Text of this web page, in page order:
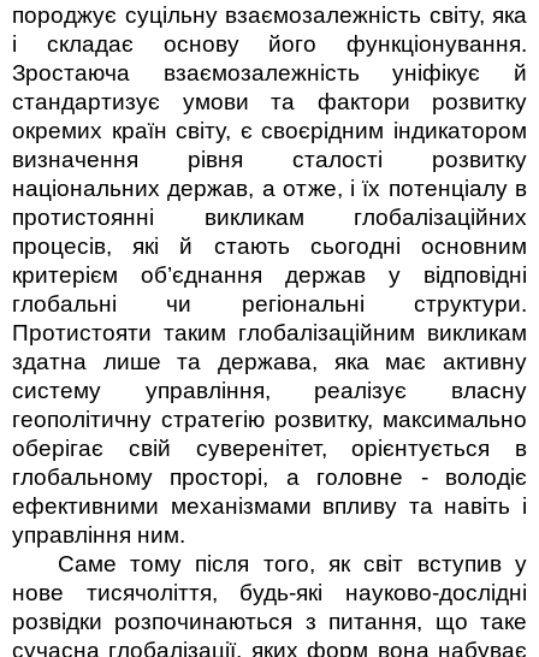
породжує суцільну взаємозалежність світу, яка
і складає основу його функціонування.
Зростаюча взаємозалежність уніфікує й
стандартизує умови та фактори розвитку
окремих країн світу, є своєрідним індикатором
визначення рівня сталості розвитку
національних держав, а отже, і їх потенціалу в
протистоянні викликам глобалізаційних
процесів, які й стають сьогодні основним
критерієм об’єднання держав у відповідні
глобальні чи регіональні структури.
Протистояти таким глобаліза­ційним викликам
здатна лише та держава, яка має активну
систему управління, реалізує власну
геополітичну стратегію розвитку, макси­мально
оберігає свій суверенітет, орієнтується в
глобальному просторі, а головне - володіє
ефективними механізмами впливу та навіть і
управління ним.
Саме тому після того, як світ вступив у
нове тисячоліття, будь-які науково-дослідні
розвідки розпочинаються з питання, що таке
сучасна глобалізації, яких форм вона набуває